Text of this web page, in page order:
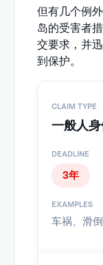
但有几个例
岛的受害者
交要求，并
到保护。
一般人
3年
车祸、滑